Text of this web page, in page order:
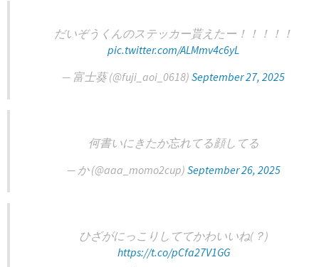
だいぞうくんのステッカー貰えたー！！！！！
pic.twitter.com/ALMmv4c6yL
— 富士葵 (@fuji_aoi_0618) September 27, 2025
何書いにきたか忘れてる顔してる
— か (@aaa_momo2cup) September 26, 2025
ひざがにっこりしててかわいいね(？)
https://t.co/pCfa27V1GG